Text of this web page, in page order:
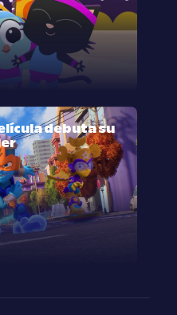
debuta su